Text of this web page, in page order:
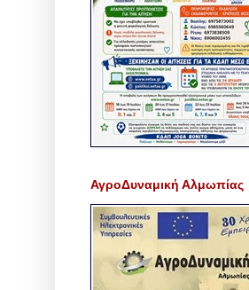
ΑγροΔυναμική Αλμωπίας